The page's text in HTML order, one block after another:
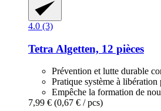
4.0 (3)
Tetra Algetten, 12 pièces
Prévention et lutte durable
Pratique système à libération
Empêche la formation de
7,99 € (0,67 € / pcs)